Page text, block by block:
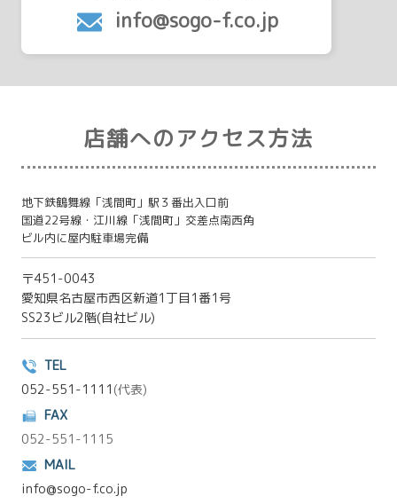
info@sogo-f.co.jp
店舗へのアクセス方法
地下鉄鶴舞線「浅間町」駅３番出入口前
国道22号線・江川線「浅間町」交差点南西角
ビル内に屋内駐車場完備
〒451-0043
愛知県名古屋市西区新道1丁目1番1号
SS23ビル2階(自社ビル)
TEL
052-551-1111 (代表)
FAX
052-551-1115
MAIL
info@sogo-f.co.jp